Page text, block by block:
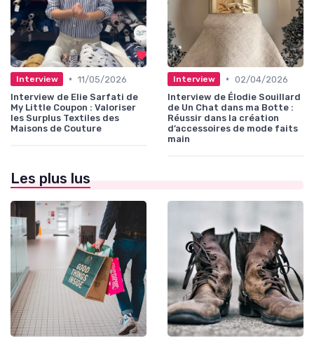
Interview • 11/05/2026
Interview de Elie Sarfati de
My Little Coupon : Valoriser
les Surplus Textiles des
Maisons de Couture
Interview • 02/04/2026
Interview de Élodie Souillard
de Un Chat dans ma Botte :
Réussir dans la création
d’accessoires de mode faits
main
Les plus lus